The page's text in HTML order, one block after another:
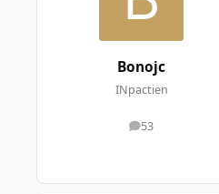
Bonojc
INpactien
53
messages